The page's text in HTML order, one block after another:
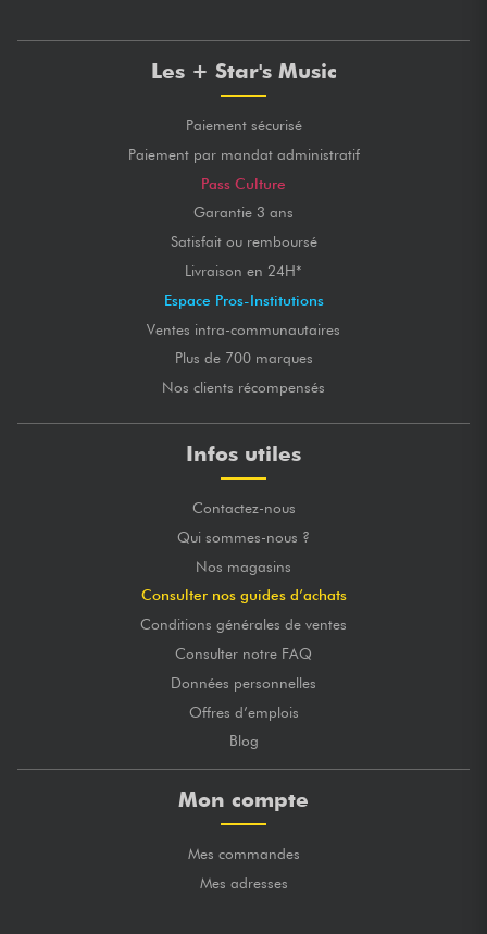
Les + Star's Music
Paiement sécurisé
Paiement par mandat administratif
Pass Culture
Garantie 3 ans
Satisfait ou remboursé
Livraison en 24H*
Espace Pros-Institutions
Ventes intra-communautaires
Plus de 700 marques
Nos clients récompensés
Infos utiles
Contactez-nous
Qui sommes-nous ?
Nos magasins
Consulter nos guides d’achats
Conditions générales de ventes
Consulter notre FAQ
Données personnelles
Offres d’emplois
Blog
Mon compte
Mes commandes
Mes adresses